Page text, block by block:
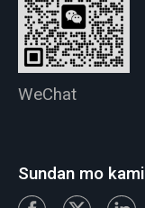
WeChat
Sundan mo kami